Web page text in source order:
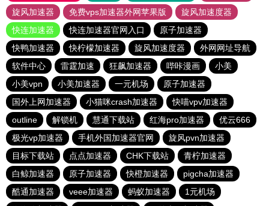
旋风加速器
免费vps加速器外网苹果版
旋风加速度器
快连加速器
快连加速器官网入口
原子加速器
快鸭加速器
快柠檬加速器 旋风加速度器
外网网址导航
软件中心
雷霆加速 狂飙加速器 哔咔漫画
小美
小美vpn
小美加速器 一元机场
原子加速器
国外上网加速器
小猫咪crash加速器
快喵vpv加速器
outline
解锁机 慧通下载站 红海pro加速器
优云666
极光vp加速器
手机外国加速器官网
旋风pvn加速器
目标下载站
点点加速器 CHK下载站
青柠加速器
白鲸加速器
原子加速器 快橙加速器
pigcha加速器
酷通加速器
veee加速器 蚂蚁加速器
1元机场